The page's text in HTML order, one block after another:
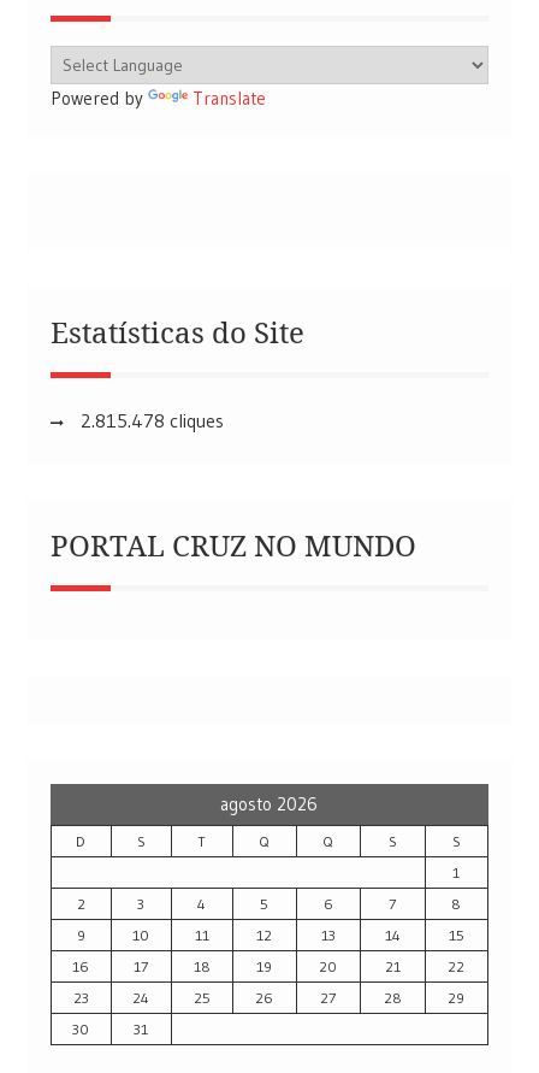
Powered by Translate
Estatísticas do Site
2.815.478 cliques
PORTAL CRUZ NO MUNDO
agosto 2026
D S T Q Q S
S
1
2
3 4 5 6 7
8
9
10 11 12 13 14
15
16
17 18 19 20 21
22
23
24 25 26 27 28
29
30
31